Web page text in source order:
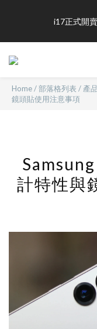
盛夏限定☀️週
i17正式開
盛夏限定☀️週
Home/部落格列表 / 產
鏡頭貼使用注意事項
計特性與